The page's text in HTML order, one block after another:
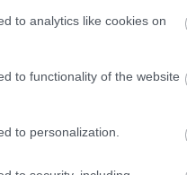
to analytics like cookies on
to functionality of the website
to personalization.
nézzétek
messzi-messzi